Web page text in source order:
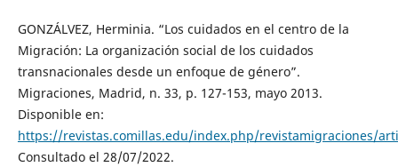
GONZÁLVEZ, Herminia. “Los cuidados en el centro de la
Migración: La organización social de los cuidados
transnacionales desde un enfoque de género”.
Migraciones, Madrid, n. 33, p. 127-153, mayo 2013.
Disponible en:
https://revistas.comillas.edu/index.php/revistamigraciones/
Consultado el 28/07/2022.